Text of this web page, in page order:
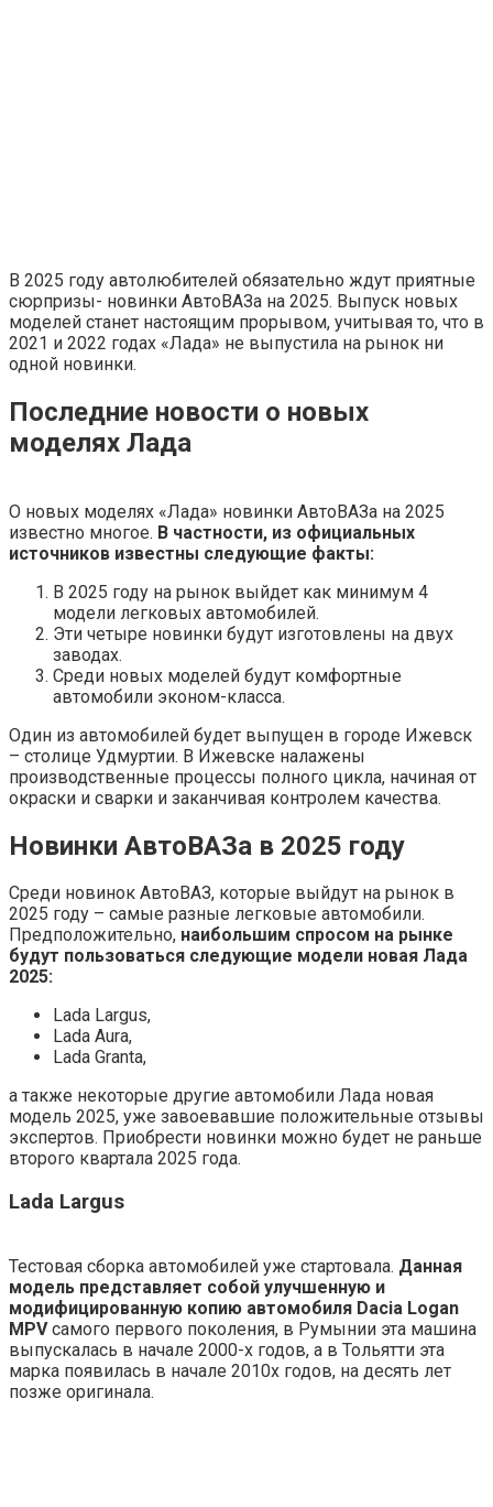
В 2025 году автолюбителей обязательно ждут приятные
сюрпризы- новинки АвтоВАЗа на 2025. Выпуск новых
моделей станет настоящим прорывом, учитывая то, что в
2021 и 2022 годах «Лада» не выпустила на рынок ни
одной новинки.
Последние новости о новых
моделях Лада
О новых моделях «Лада» новинки АвтоВАЗа на 2025
известно многое. В частности, из официальных
источников известны следующие факты:
В 2025 году на рынок выйдет как минимум 4
модели легковых автомобилей.
Эти четыре новинки будут изготовлены на двух
заводах.
Среди новых моделей будут комфортные
автомобили эконом-класса.
Один из автомобилей будет выпущен в городе Ижевск
– столице Удмуртии. В Ижевске налажены
производственные процессы полного цикла, начиная от
окраски и сварки и заканчивая контролем качества.
Новинки АвтоВАЗа в 2025 году
Среди новинок АвтоВАЗ, которые выйдут на рынок в
2025 году – самые разные легковые автомобили.
Предположительно, наибольшим спросом на рынке
будут пользоваться следующие модели новая Лада
2025:
Lada Largus,
Lada Aura,
Lada Granta,
а также некоторые другие автомобили Лада новая
модель 2025, уже завоевавшие положительные отзывы
экспертов. Приобрести новинки можно будет не раньше
второго квартала 2025 года.
Lada Largus
Тестовая сборка автомобилей уже стартовала. Данная
модель представляет собой улучшенную и
модифицированную копию автомобиля Dacia Logan
MPVсамого первого поколения, в Румынии эта машина
выпускалась в начале 2000-х годов, а в Тольятти эта
марка появилась в начале 2010х годов, на десять лет
позже оригинала.